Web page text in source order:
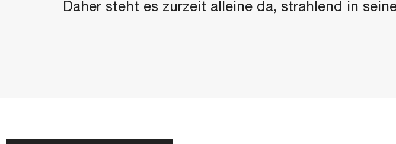
Daher steht es zurzeit alleine da, strahlend in